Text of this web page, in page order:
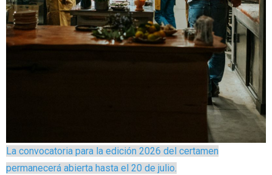
La convocatoria para la edición 2026 del certamen
permanecerá abierta hasta el 20 de julio.